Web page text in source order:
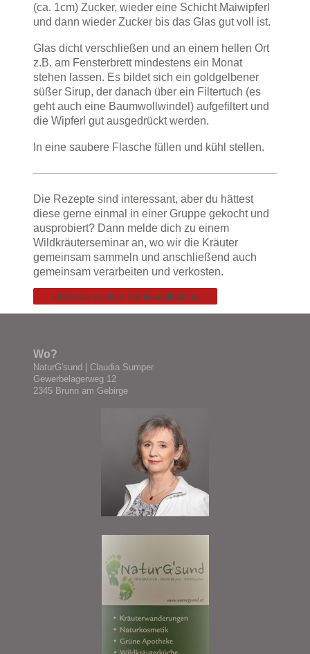
(ca. 1cm) Zucker, wieder eine Schicht Maiwipferl
und dann wieder Zucker bis das Glas gut voll ist.
Glas dicht verschließen und an einem hellen Ort
z.B. am Fensterbrett mindestens ein Monat
stehen lassen. Es bildet sich ein goldgelbener
süßer Sirup, der danach über ein Filtertuch (es
geht auch eine Baumwollwindel) aufgefiltert und
die Wipferl gut ausgedrückt werden.
In eine saubere Flasche füllen und kühl stellen.
Die Rezepte sind interessant, aber du hättest
diese gerne einmal in einer Gruppe gekocht und
ausprobiert? Dann melde dich zu einem
Wildkräuterseminar an, wo wir die Kräuter
gemeinsam sammeln und anschließend auch
gemeinsam verarbeiten und verkosten.
Interesse an einer Seminarteilnahme
Wo?
NaturG'sund
| Claudia Sumper
Gewerbelagerweg 12
2345 Brunn am Gebirge